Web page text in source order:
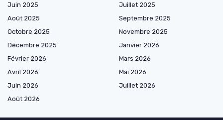
Juin 2025
Juillet 2025
Août 2025
Septembre 2025
Octobre 2025
Novembre 2025
Décembre 2025
Janvier 2026
Février 2026
Mars 2026
Avril 2026
Mai 2026
Juin 2026
Juillet 2026
Août 2026